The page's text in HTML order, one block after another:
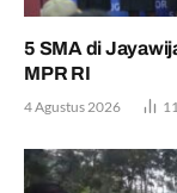
5 SMA di
MPR RI
4 Agustus 2026 11